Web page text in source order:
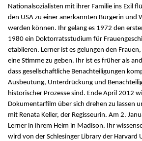
Nationalsozialisten mit ihrer Familie ins Exil
den USA zu einer anerkannten Bürgerin und
werden können. Ihr gelang es 1972 den
1980 ein Doktorratsstudium für
etablieren. Lerner ist es gelungen den
eine Stimme zu geben. Ihr ist es früher als
dass gesellschaftliche Benachteiligungen
Ausbeutung, Unterdrückung und
historischer Prozesse sind. Ende April 2012
Dokumentarfilm über sich drehen zu lassen
mit Renata Keller, der Regisseurin. Am 2.
Lerner in ihrem Heim in Madison. Ihr
wird von der Schlesinger Library der Harvard